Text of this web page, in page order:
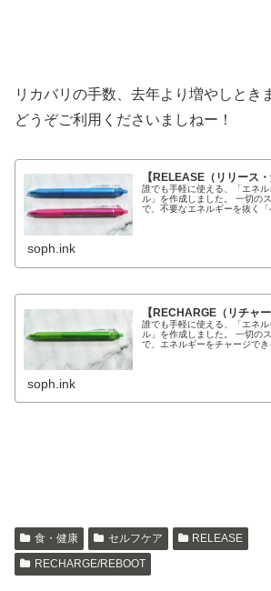
リカバリの手数、去年より増やしとき
どうぞご利用くださいましねー！
【RELEASE（リリース・
誰でも手軽に使える、「エネ
ル」を作成しました。 一切の
で、不要なエネルギーを抜く
soph.ink
【RECHARGE（リチャ
誰でも手軽に使える、「エネ
ル」を作成しました。 一切の
で、エネルギーをチャージでき
soph.ink
食・健康 セルフケア
RELEASE
RECHARGE/REBOOT